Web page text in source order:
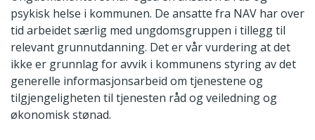
psykisk helse i kommunen. De ansatte fra NAV har over
tid arbeidet særlig med ungdomsgruppen i tillegg til
relevant grunnutdanning. Det er vår vurdering at det
ikke er grunnlag for avvik i kommunens styring av det
generelle informasjonsarbeid om tjenestene og
tilgjengeligheten til tjenesten råd og veiledning og
økonomisk stønad.